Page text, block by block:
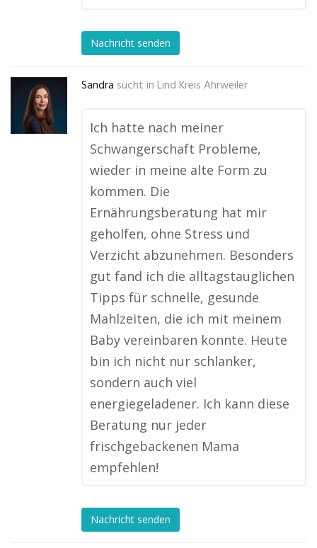
Nachricht senden
Sandra sucht in Lind Kreis Ahrweiler
Ich hatte nach meiner
Schwangerschaft Probleme,
wieder in meine alte Form zu
kommen. Die
Ernährungsberatung hat mir
geholfen, ohne Stress und
Verzicht abzunehmen. Besonders
gut fand ich die alltagstauglichen
Tipps für schnelle, gesunde
Mahlzeiten, die ich mit meinem
Baby vereinbaren konnte. Heute
bin ich nicht nur schlanker,
sondern auch viel
energiegeladener. Ich kann diese
Beratung nur jeder
frischgebackenen Mama
empfehlen!
Nachricht senden